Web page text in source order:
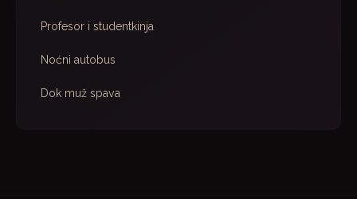
Profesor i studentkinja
Noćni autobus
Dok muž spava